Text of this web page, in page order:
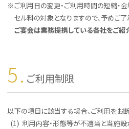
※ご利用日の変更・ご利用時間の短縮・
セル料の対象となりますので、予めご了
ご宴会は業務提携している各社をご紹
5. ご利用制限
以下の項目に該当する場合、ご利用をお
(1) 利用内容・形態等が不適当と当施設